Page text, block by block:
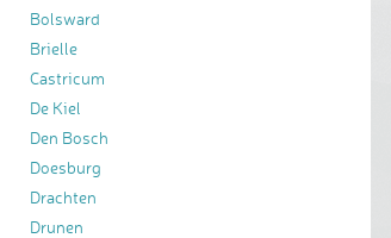
Bolsward
Brielle
Castricum
De Kiel
Den Bosch
Doesburg
Drachten
Drunen